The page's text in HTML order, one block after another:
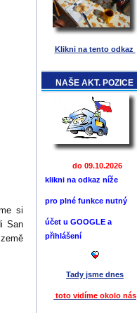
Klikni na tento odkaz
NAŠE AKT. POZICE
do 09.10.2026
klikni na odkaz níže
pro plné funkce nutný
účet u GOOGLE a
přihlášení
Tady jsme dnes
toto vidíme okolo nás
si
San